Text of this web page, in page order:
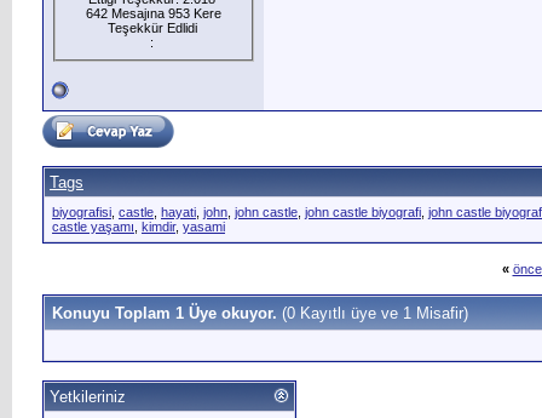
642 Mesajına 953 Kere
Teşekkür Edlidi
:
Tags
biyografisi castle hayati john john castle john castle biyografi john castle
castle yaşamı kimdir, yasami
«
Konuyu Toplam 1 Üye okuyor. (0 Kayıtlı üye ve 1 Misafir)
Yetkileriniz